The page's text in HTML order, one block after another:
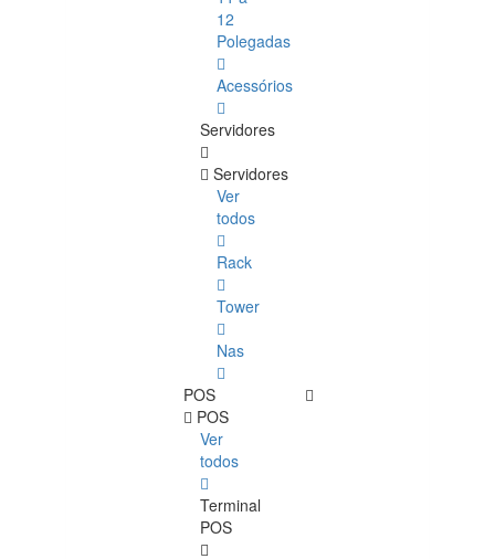
12
Polegadas
Acessórios
Servidores
Servidores
Ver
todos
Rack
Tower
Nas
POS
POS
Ver
todos
Terminal
POS